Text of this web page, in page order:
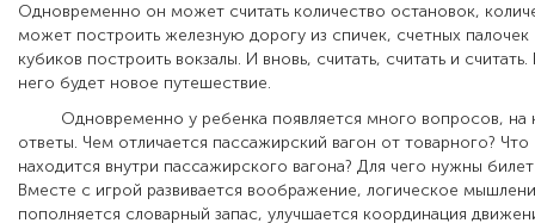
Одновременно он может считать количество остановок,
может построить железную дорогу из спичек, счетных палочек
кубиков построить вокзалы. И вновь, считать, считать и
него будет новое путешествие.
Одновременно у ребенка появляется много вопросов, на
ответы. Чем отличается пассажирский вагон от товарного?
находится внутри пассажирского вагона? Для чего нужны
Вместе с игрой развивается воображение, логическое
пополняется словарный запас, улучшается координация